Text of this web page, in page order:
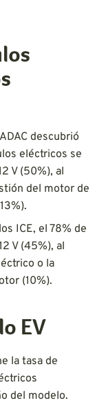
descubrió
eléctricos se
V (50%), al
del motor de
ICE, el 78% de
V (45%), al
o la
(10%).
EV
la tasa de
del modelo.